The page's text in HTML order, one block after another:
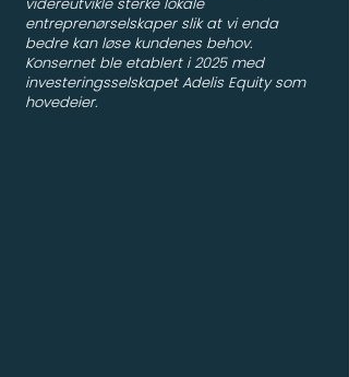
entreprenørselskaper slik at vi enda
bedre kan løse kundenes behov.
Konsernet ble etablert i 2025 med
investeringsselskapet Adelis Equity som
hovedeier.